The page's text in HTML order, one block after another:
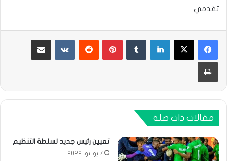
تقدمي
لينكدإن بينتيريست مشاركة عبر البريد
طباعة
مقالات ذات صلة
تعيين رئيس جديد لسلطة التنظيم
7 يونيو، 2022